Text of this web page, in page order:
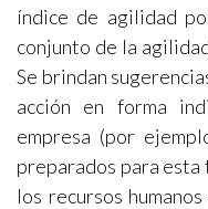
índice de agilidad
conjunto de la
Se brindan
acción en forma
empresa (por
preparados para esta
los recursos